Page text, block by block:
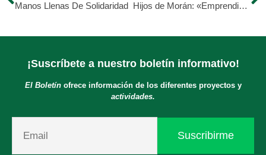
Manos Llenas De Solidaridad
Hijos de Morán: «Emprendiendo a Distancia»
¡Suscríbete a nuestro boletín informativo!
El Boletínofrece información de los diferentes proyectos y
actividades.